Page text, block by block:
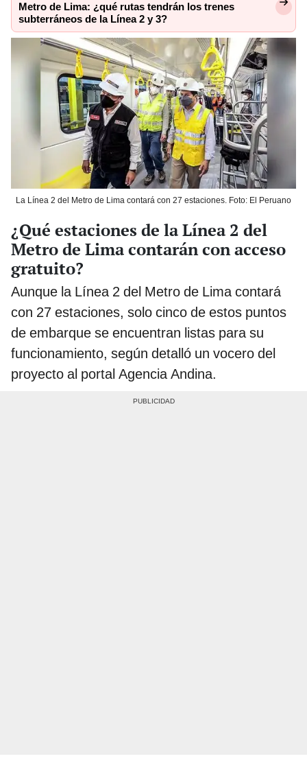
Metro de Lima: ¿qué rutas tendrán los trenes
subterráneos de la Línea 2 y 3?
La Línea 2 del Metro de Lima contará con 27 estaciones. Foto: El Peruano
¿Qué estaciones de la Línea 2 del
Metro de Lima contarán con acceso
gratuito?
Aunque la Línea 2 del Metro de Lima contará
con 27 estaciones, solo cinco de estos puntos
de embarque se encuentran listas para su
funcionamiento, según detalló un vocero del
proyecto al portal Agencia Andina.